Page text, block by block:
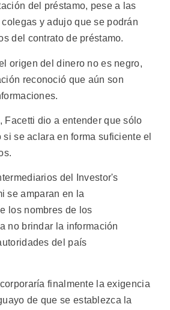
del préstamo, pese a las
y adujo que se podrán
del contrato de préstamo.
origen del dinero no es negro,
reconoció que aún son
Facetti dio a entender que sólo
se aclara en forma suficiente el
del Investor's
se amparan en la
los nombres de los
no brindar la información
del país
finalmente la exigencia
de que se establezca la